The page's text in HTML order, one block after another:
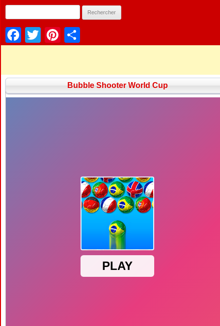
Facebook
TwitterPinterest
Bubble Shooter World Cup